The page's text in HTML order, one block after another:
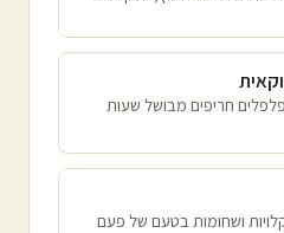
חריפים מבושל שעות
ושחומות בטעם של פעם